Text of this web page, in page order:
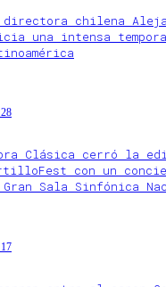
directora chilena
una intensa
Clásica cerró la
con un
Sala Sinfónica